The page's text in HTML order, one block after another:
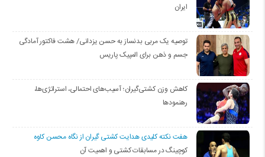
ایران
توصیه یک مربی بدنساز به حسن یزدانی/ هشت فاکتور آمادگی
جسم و ذهن برای المپیک پاریس
کاهش وزن کشتی‌گیران؛ آسیب‌های احتمالی، استراتژی‌ها،
رهنمودها
هفت نکته کلیدی هدایت کشتی گیران از نگاه محسن کاوه
کوچینگ در مسابقات کشتی و اهمیت آن